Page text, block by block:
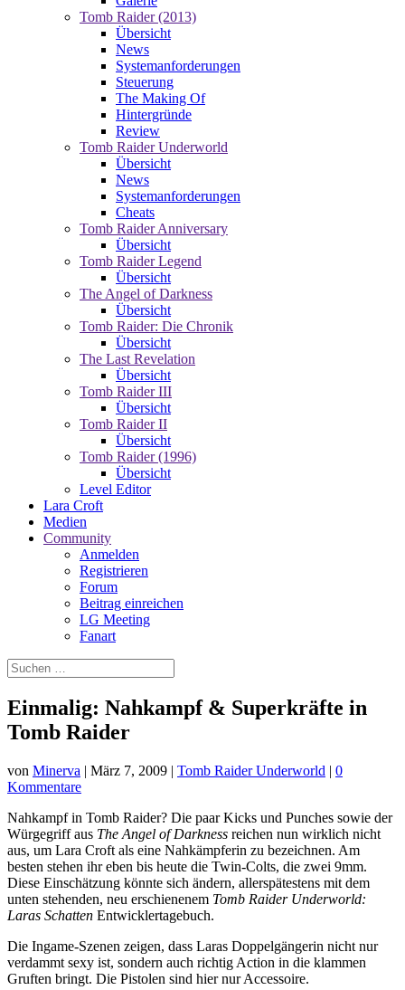
Tomb Raider (2013)
Übersicht
News
Systemanforderungen
Steuerung
The Making Of
Hintergründe
Review
Tomb Raider Underworld
Übersicht
News
Systemanforderungen
Cheats
Tomb Raider Anniversary
Übersicht
Tomb Raider Legend
Übersicht
The Angel of Darkness
Übersicht
Tomb Raider: Die Chronik
Übersicht
The Last Revelation
Übersicht
Tomb Raider III
Übersicht
Tomb Raider II
Übersicht
Tomb Raider (1996)
Übersicht
Level Editor
Lara Croft
Medien
Community
Anmelden
Registrieren
Forum
Beitrag einreichen
LG Meeting
Fanart
Einmalig: Nahkampf & Superkräfte in
Tomb Raider
von Minerva | März 7, 2009 | Tomb Raider Underworld | 0
Kommentare
Nahkampf in Tomb Raider? Die paar Kicks und Punches sowie der
Würgegriff aus The Angel of Darkness reichen nun wirklich nicht
aus, um Lara Croft als eine Nahkämpferin zu bezeichnen. Am
besten stehen ihr eben bis heute die Twin-Colts, die zwei 9mm.
Diese Einschätzung könnte sich ändern, allerspätestens mit dem
unten stehenden, neu erschienenem Tomb Raider Underworld:
Laras Schatten Entwicklertagebuch.
Die Ingame-Szenen zeigen, dass Laras Doppelgängerin nicht nur
verdammt sexy ist, sondern auch richtig Action in die klammen
Gruften bringt. Die Pistolen sind hier nur Accessoire.